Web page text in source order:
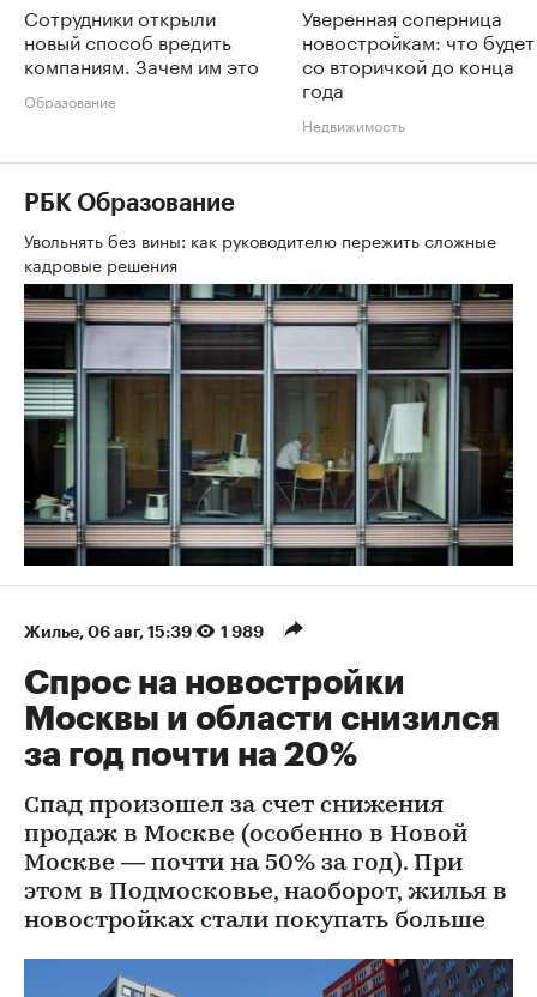
Сотрудники открыли
новый способ вредить
компаниям. Зачем им это
Образование
Уверенная соперница
новостройкам: что будет
со вторичкой до конца
года
Недвижимость
РБК Образование
Увольнять без вины: как руководителю пережить сложные
кадровые решения
Жилье⁠, 06 авг, 15:39 1 989
Спрос на новостройки
Москвы и области снизился
за год почти на 20%
Спад произошел за счет снижения
продаж в Москве (особенно в Новой
Москве — почти на 50% за год). При
этом в Подмосковье, наоборот, жилья в
новостройках стали покупать больше